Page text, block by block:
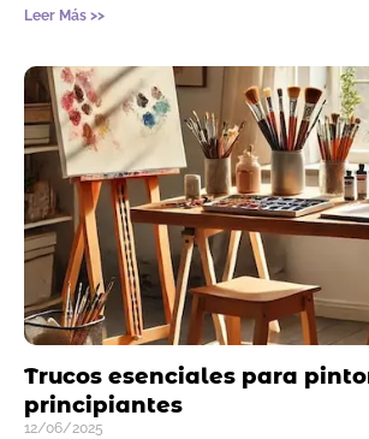
Leer Más >>
Trucos esenciales para
principiantes
12/06/2025